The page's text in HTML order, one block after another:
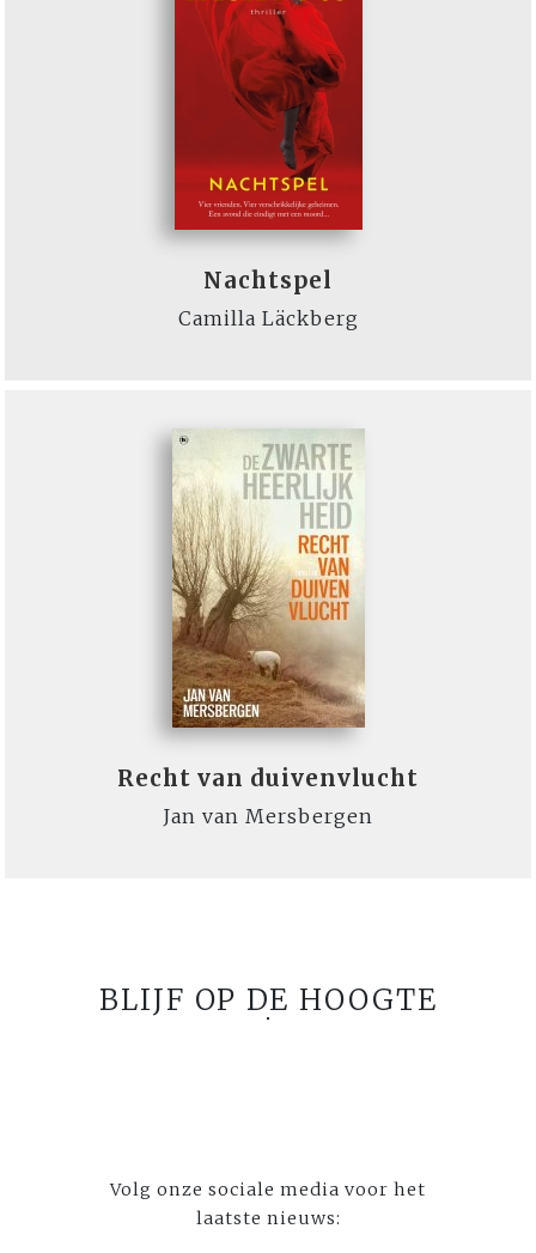
Nachtspel
Camilla Läckberg
Recht van duivenvlucht
Jan van Mersbergen
BLIJF OP DE HOOGTE
Volg onze sociale media voor het
laatste nieuws: